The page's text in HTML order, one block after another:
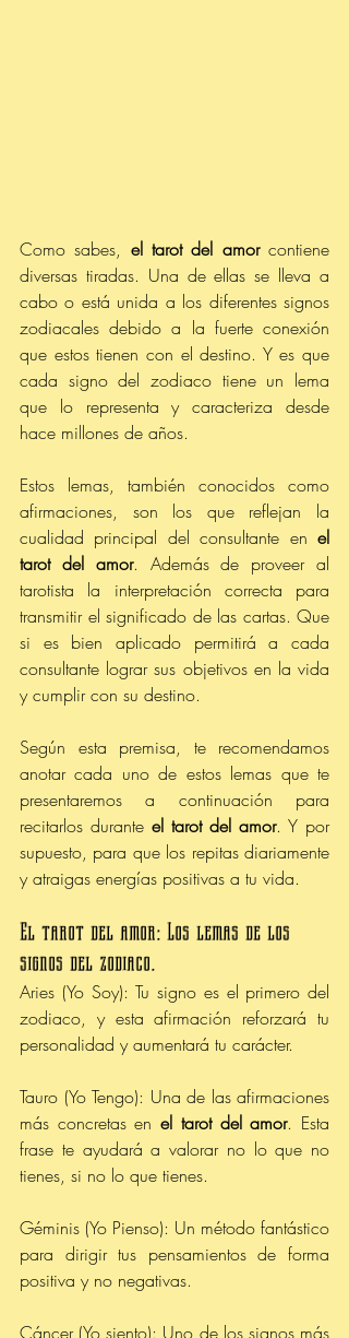
Como sabes, el tarot del amor contiene
diversas tiradas. Una de ellas se lleva a
cabo o está unida a los diferentes signos
zodiacales debido a la fuerte conexión
que estos tienen con el destino. Y es que
cada signo del zodiaco tiene un lema
que lo representa y caracteriza desde
hace millones de años.
Estos lemas, también conocidos como
afirmaciones, son los que reflejan la
cualidad principal del consultante en el
tarot del amor. Además de proveer al
tarotista la interpretación correcta para
transmitir el significado de las cartas. Que
si es bien aplicado permitirá a cada
consultante lograr sus objetivos en la vida
y cumplir con su destino.
Según esta premisa, te recomendamos
anotar cada uno de estos lemas que te
presentaremos a continuación para
recitarlos durante el tarot del amor. Y por
supuesto, para que los repitas diariamente
y atraigas energías positivas a tu vida.
El tarot del amor: Los lemas de los
signos del zodiaco.
Aries (Yo Soy): Tu signo es el primero del
zodiaco, y esta afirmación reforzará tu
personalidad y aumentará tu carácter.
Tauro (Yo Tengo): Una de las afirmaciones
más concretas en el tarot del amor. Esta
frase te ayudará a valorar no lo que no
tienes, si no lo que tienes.
Géminis (Yo Pienso): Un método fantástico
para dirigir tus pensamientos de forma
positiva y no negativas.
Cáncer (Yo siento): Uno de los signos más